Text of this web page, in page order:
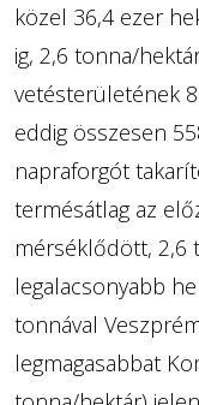
közel 36,4 ezer
ig, 2,6 tonna/
vetésterületének
eddig összesen
napraforgót
termésátlag az
mérséklődött, 2,6
legalacsonyabb
tonnával
legmagasabbat